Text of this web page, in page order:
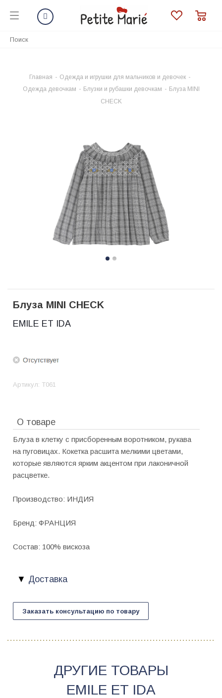
Главная - Одежда и игрушки для мальчиков и девочек -
Одежда девочкам - Блузки и рубашки девочкам - Блуза MINI
CHECK
Блуза MINI CHECK
EMILE ET IDA
Артикул: T061
О товаре
Блуза в клетку с присборенным воротником, рукава
на пуговицах. Кокетка расшита мелкими цветами,
которые являются ярким акцентом при лаконичной
расцветке.
Производство: ИНДИЯ
Бренд: ФРАНЦИЯ
Состав: 100% вискоза
Доставка
Заказать консультацию по товару
ДРУГИЕ ТОВАРЫ
EMILE ET IDA